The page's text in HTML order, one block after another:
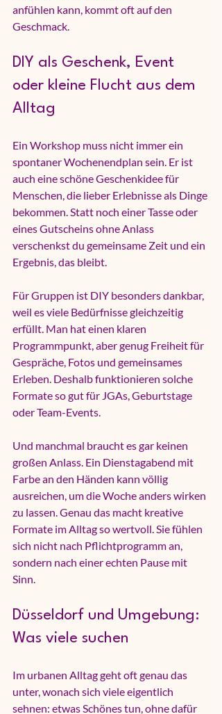
anfühlen kann, kommt oft auf den
Geschmack.
DIY als Geschenk, Event
oder kleine Flucht aus dem
Alltag
Ein Workshop muss nicht immer ein
spontaner Wochenendplan sein. Er ist
auch eine schöne Geschenkidee für
Menschen, die lieber Erlebnisse als Dinge
bekommen. Statt noch einer Tasse oder
eines Gutscheins ohne Anlass
verschenkst du gemeinsame Zeit und ein
Ergebnis, das bleibt.
Für Gruppen ist DIY besonders dankbar,
weil es viele Bedürfnisse gleichzeitig
erfüllt. Man hat einen klaren
Programmpunkt, aber genug Freiheit für
Gespräche, Fotos und gemeinsames
Erleben. Deshalb funktionieren solche
Formate so gut für JGAs, Geburtstage
oder Team-Events.
Und manchmal braucht es gar keinen
großen Anlass. Ein Dienstagabend mit
Farbe an den Händen kann völlig
ausreichen, um die Woche anders wirken
zu lassen. Genau das macht kreative
Formate im Alltag so wertvoll. Sie fühlen
sich nicht nach Pflichtprogramm an,
sondern nach einer echten Pause mit
Sinn.
Düsseldorf und Umgebung:
Was viele suchen
Im urbanen Alltag geht oft genau das
unter, wonach sich viele eigentlich
sehnen: etwas Schönes tun, ohne dafür